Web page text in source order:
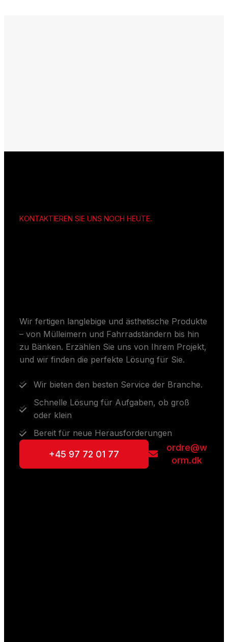
KONTAKTIEREN SIE UNS NOCH HEUTE.
Wir fertigen langlebige und ästhetische Produkte
– von Mülleimern und Fahrradständern bis hin
zu Bänken. Erzählen Sie uns von Ihrem Projekt,
und wir finden die perfekte Lösung für Sie.
Wir bieten den besten Service der Branche.
Schnelle Lösung für Aufgaben, ob groß
oder klein
Bereit für neue Herausforderungen
+45 97 72 01 77
ordre@w
orm.dk